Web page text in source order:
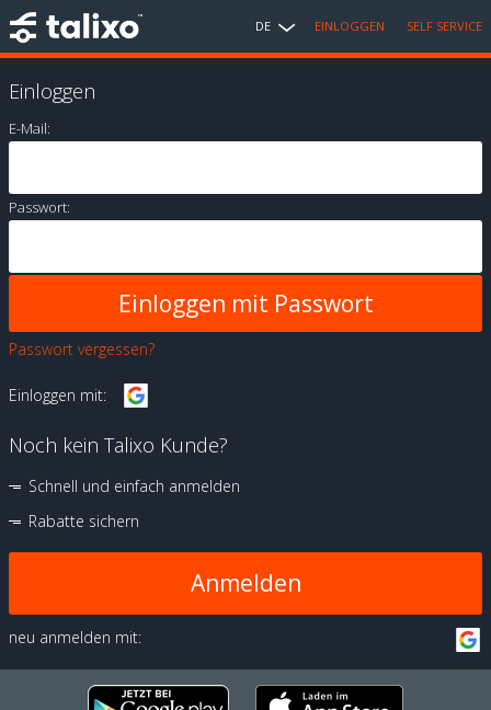
DE EINLOGGEN SELF SERVICE
Einloggen
E-Mail:
Passwort:
Passwort vergessen?
Einloggen mit:
Noch kein Talixo Kunde?
Schnell und einfach anmelden
Rabatte sichern
Anmelden
neu anmelden mit: